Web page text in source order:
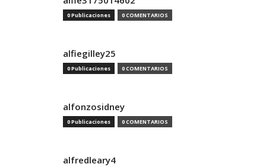
0 Publicaciones 0 COMENTARIOS
alfiegilley25
0 Publicaciones 0 COMENTARIOS
alfonzosidney
0 Publicaciones 0 COMENTARIOS
alfredleary4